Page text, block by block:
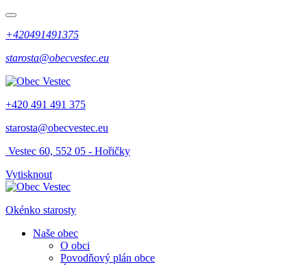
+420491491375
starosta@obecvestec.eu
+420 491 491 375
starosta@obecvestec.eu
Vestec 60, 552 05 - Hořičky
Vytisknout
Okénko starosty
Naše obec
O obci
Povodňový plán obce